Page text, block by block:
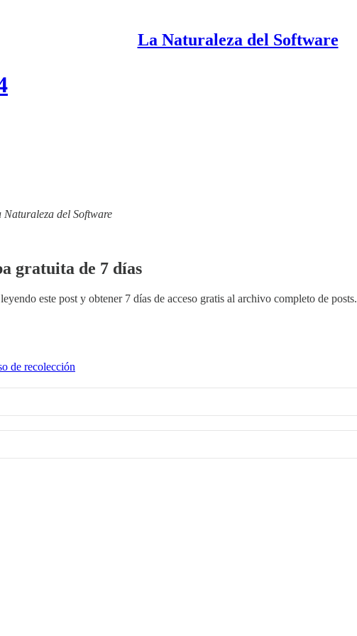
La Naturaleza del Software
Naturaleza del Software
gratuita de 7 días
este post y obtener 7 días de acceso gratis al archivo completo de posts.
de recolección